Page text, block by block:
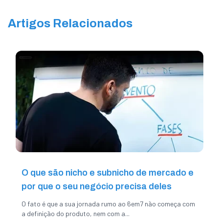
Artigos Relacionados
O que são nicho e subnicho de mercado e
por que o seu negócio precisa deles
O fato é que a sua jornada rumo ao 6em7 não começa com
a definição do produto, nem com a...